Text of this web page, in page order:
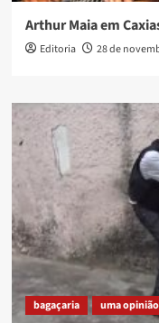
Arthur Maia em
Editoria 28 de
bagaçaria uma opinião